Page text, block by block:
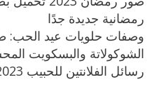
رمضانية جديدة جدًا
وصفات حلويات عيد الحب:
الشوكولاتة والبسكويت
رسائل الفلانتين للحبيب 2023 تهاني عيد حب سعيد للعشاق